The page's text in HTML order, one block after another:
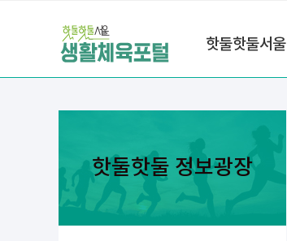
핫둘핫둘서울
핫둘핫둘 정보광장